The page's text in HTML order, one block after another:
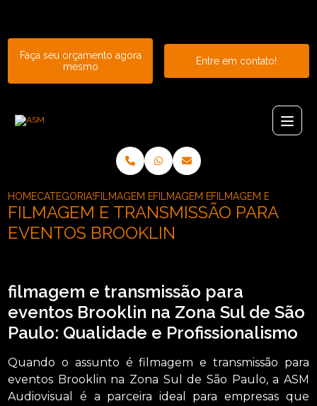
Faça seu orçamento agora
mesmo
Entre em contato!
HOMECATEGORIASFILMAGEM E TRANSMISSAO DE EVENTOS
FILMAGEM E TRANSMISSAO PARA
FILMAGEM E
FILMAGEM E TRANSMISSÃO PARA
EVENTOS BROOKLIN
filmagem e transmissão para
eventos Brooklin na Zona Sul de São
Paulo: Qualidade e Profissionalismo
Quando o assunto é filmagem e transmissão para
eventos Brooklin na Zona Sul de São Paulo, a ASM
Audiovisual é a parceira ideal para empresas que